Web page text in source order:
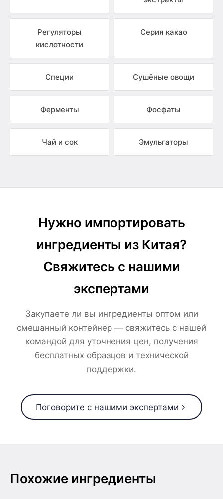
Регуляторы
кислотности
Серия какао
Специи Сушёные овощи
Ферменты Фосфаты
Чай и сок Эмульгаторы
Нужно импортировать
ингредиенты из Китая?
Свяжитесь с нашими
экспертами
Закупаете ли вы ингредиенты оптом или
смешанный контейнер — свяжитесь с нашей
командой для уточнения цен, получения
бесплатных образцов и технической
поддержки.
Поговорите с нашими экспертами
Похожие ингредиенты